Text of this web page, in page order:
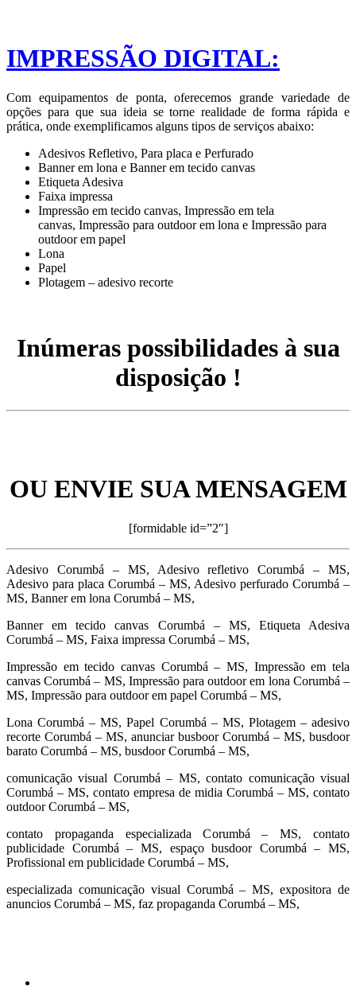
IMPRESSÃO DIGITAL:
Com equipamentos de ponta, oferecemos grande variedade de
opções para que sua ideia se torne realidade de forma rápida e
prática, onde exemplificamos alguns tipos de serviços abaixo:
Adesivos Refletivo, Para placa e Perfurado
Banner em lona e Banner em tecido canvas
Etiqueta Adesiva
Faixa impressa
Impressão em tecido canvas, Impressão em tela
canvas, Impressão para outdoor em lona e Impressão para
outdoor em papel
Lona
Papel
Plotagem – adesivo recorte
Inúmeras possibilidades à sua
disposição !
OU ENVIE SUA MENSAGEM
[formidable id=”2″]
Adesivo Corumbá – MS, Adesivo refletivo Corumbá – MS,
Adesivo para placa Corumbá – MS, Adesivo perfurado Corumbá –
MS, Banner em lona Corumbá – MS,
Banner em tecido canvas Corumbá – MS, Etiqueta Adesiva
Corumbá – MS, Faixa impressa Corumbá – MS,
Impressão em tecido canvas Corumbá – MS, Impressão em tela
canvas Corumbá – MS, Impressão para outdoor em lona Corumbá –
MS, Impressão para outdoor em papel Corumbá – MS,
Lona Corumbá – MS, Papel Corumbá – MS, Plotagem – adesivo
recorte Corumbá – MS, anunciar busboor Corumbá – MS, busdoor
barato Corumbá – MS, busdoor Corumbá – MS,
comunicação visual Corumbá – MS, contato comunicação visual
Corumbá – MS, contato empresa de midia Corumbá – MS, contato
outdoor Corumbá – MS,
contato propaganda especializada Corumbá – MS, contato
publicidade Corumbá – MS, espaço busdoor Corumbá – MS,
Profissional em publicidade Corumbá – MS,
especializada comunicação visual Corumbá – MS, expositora de
anuncios Corumbá – MS, faz propaganda Corumbá – MS,